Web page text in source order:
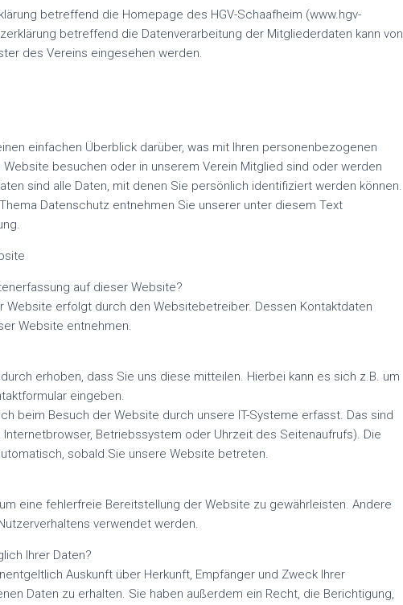
betreffend die Homepage des HGV-Schaafheim (www.hgv-
betreffend die Datenverarbeitung der Mitgliederdaten kann von
des Vereins eingesehen werden.
einfachen Überblick darüber, was mit Ihren personenbezogenen
besuchen oder in unserem Verein Mitglied sind oder werden
sind alle Daten, mit denen Sie persönlich identifiziert werden können.
Datenschutz entnehmen Sie unserer unter diesem Text
auf dieser Website?
Website erfolgt durch den Websitebetreiber. Dessen Kontaktdaten
Website entnehmen.
erhoben, dass Sie uns diese mitteilen. Hierbei kann es sich z.B. um
eingeben.
beim Besuch der Website durch unsere IT-Systeme erfasst. Das sind
Betriebssystem oder Uhrzeit des Seitenaufrufs). Die
sobald Sie unsere Website betreten.
eine fehlerfreie Bereitstellung der Website zu gewährleisten. Andere
verwendet werden.
Ihrer Daten?
Auskunft über Herkunft, Empfänger und Zweck Ihrer
Daten zu erhalten. Sie haben außerdem ein Recht, die Berichtigung,